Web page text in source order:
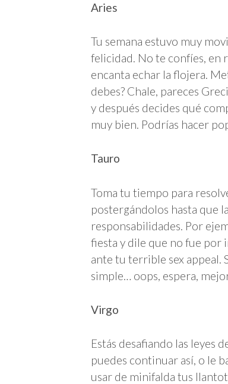
Aries
Tu semana estuvo muy
felicidad. No te confíes, en
encanta echar la flojera.
debes? Chale, pareces
y después decides qué
muy bien. Podrías hacer
Tauro
Toma tu tiempo para
postergándolos hasta que
responsabilidades. Por
fiesta y dile que no fue por
ante tu terrible sex appeal.
simple… oops, espera,
Virgo
Estás desafiando las leyes
puedes continuar así, o le
usar de minifalda tus